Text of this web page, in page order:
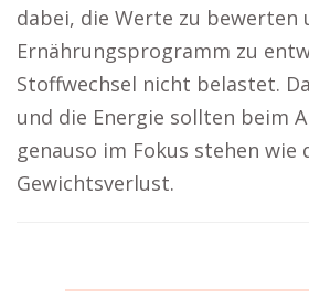
dabei, die Werte zu bewerten
Ernährungsprogramm zu
Stoffwechsel nicht belastet.
und die Energie sollten beim
genauso im Fokus stehen wie
Gewichtsverlust.